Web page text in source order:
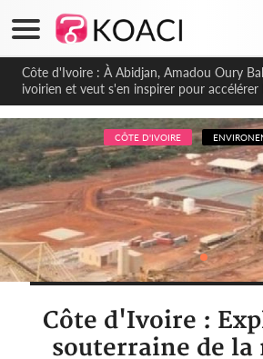
Côte d'Ivoire : À Abidjan, Amadou Oury
ivoirien et veut s'en inspirer pour accélérer
de la Guinée
CÔTE D'IVOIRE
Côte d'Ivoire :
souterraine de la